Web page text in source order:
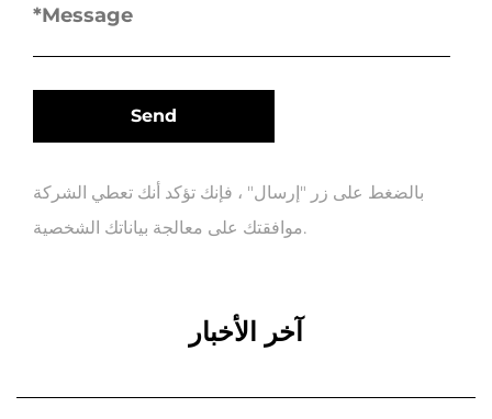
بالضغط على زر "إرسال" ، فإنك تؤكد أنك تعطي الشركة
موافقتك على معالجة بياناتك الشخصية.
آخر الأخبار